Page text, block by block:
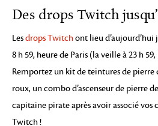
Des drops Twitch
Lesdrops Twitchont lieu d’aujourd’hui
8 h 59, heure de Paris (la veille à 23 h
Remportez un kit de teintures de
roux, un combo d’ascenseur de pierre
capitaine pirate après avoir associé vos
Twitch !